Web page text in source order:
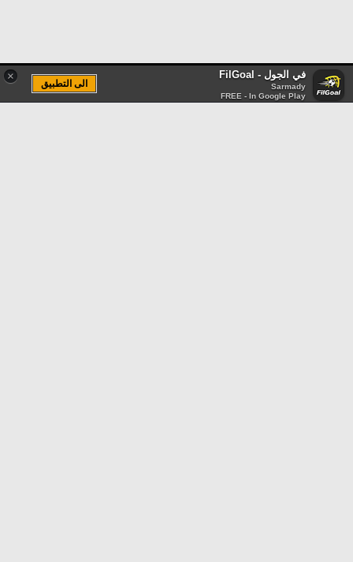
× في الجول - FilGoal
Sarmady
FREE - In Google Play
الى التطبيق